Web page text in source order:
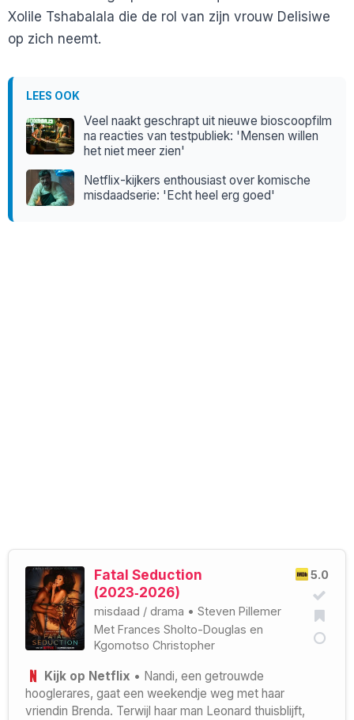
Xolile Tshabalala die de rol van zijn vrouw Delisiwe
op zich neemt.
LEES OOK
Veel naakt geschrapt uit nieuwe bioscoopfilm
na reacties van testpubliek: 'Mensen willen
het niet meer zien'
Netflix-kijkers enthousiast over komische
misdaadserie: 'Echt heel erg goed'
5.0
Fatal Seduction
(2023‑2026)
misdaad / drama • Steven Pillemer
Met Frances Sholto-Douglas en
Kgomotso Christopher
Kijk op Netflix • Nandi, een getrouwde
hooglerares, gaat een weekendje weg met haar
vriendin Brenda. Terwijl haar man Leonard thuisblijft,